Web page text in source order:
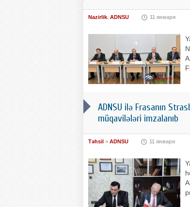
Nazirlik, ADNSU 11 января
ADNSU ilə Frasanın
müqavilələri imzalanıb
Təhsil » ADNSU 11 января